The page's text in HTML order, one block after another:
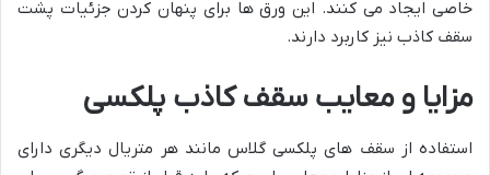
خاصی ایجاد می کنند. این ورق ها برای پنهان کردن جزئیات پشت
سقف کاذب نیز کاربرد دارند.
مزایا و معایب سقف کاذب پلکسی
استفاده از سقف های پلکسی گلاس مانند هر متریال دیگری دارای